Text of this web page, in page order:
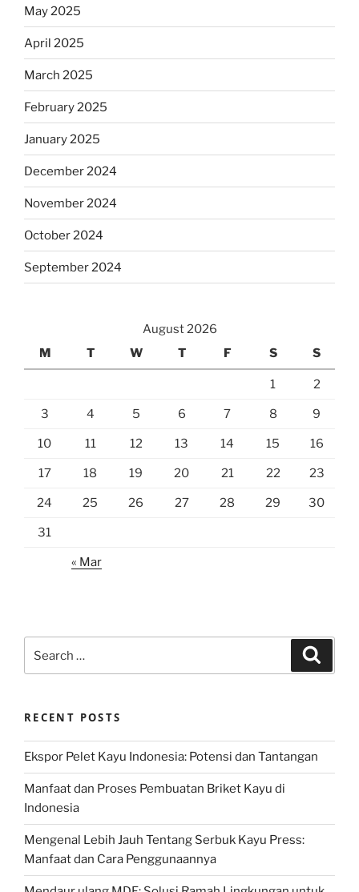
May 2025
April 2025
March 2025
February 2025
January 2025
December 2024
November 2024
October 2024
September 2024
August 2026
M
T W T F S S
1 2
3 4 5 6 7 8 9
10 11 12 13 14 15 16
17 18 19 20 21 22 23
24 25 26 27 28 29 30
31
« Mar
for:
RECENT POSTS
Ekspor Pelet Kayu Indonesia: Potensi dan Tantangan
Manfaat dan Proses Pembuatan Briket Kayu di
Indonesia
Mengenal Lebih Jauh Tentang Serbuk Kayu Press:
Manfaat dan Cara Penggunaannya